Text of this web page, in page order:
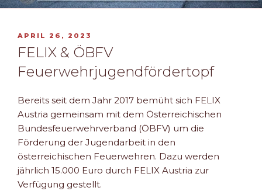
VERÖFFENTLICHT
AM
APRIL 26, 2023
FELIX & ÖBFV
Feuerwehrjugendfördertopf
Bereits seit dem Jahr 2017 bemüht sich FELIX
Austria gemeinsam mit dem Österreichischen
Bundesfeuerwehrverband (ÖBFV) um die
Förderung der Jugendarbeit in den
österreichischen Feuerwehren. Dazu werden
jährlich 15.000 Euro durch FELIX Austria zur
Verfügung gestellt.